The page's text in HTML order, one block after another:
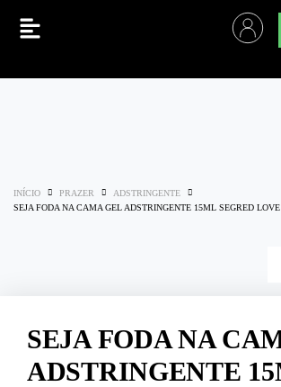
INÍCIO PRAZER
ADSTRINGENTE
SEJA FODA NA CAMA GEL ADSTRINGENTE 15ML SEGRED LOVE
SEJA FODA NA
ADSTRINGENTE